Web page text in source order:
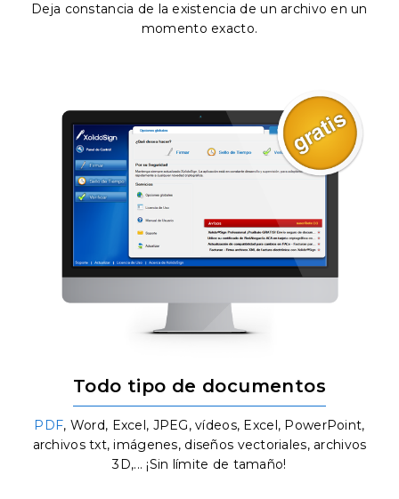
Deja constancia de la existencia de un archivo en un
momento exacto.
Todo tipo de documentos
PDF, Word, Excel, JPEG, vídeos, Excel, PowerPoint,
archivos txt, imágenes, diseños vectoriales, archivos
3D,... ¡Sin límite de tamaño!